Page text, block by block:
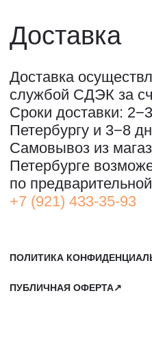
КОЖЕВЕННАЯ УЛИЦА, 40Е
2-Й ЭТАЖ, ДОМОФОН 19#
ДЛЯ ЗАПИСИ НА ЭКСКУРСИИ:
ПО ВОПРОСАМ ПРИОБРЕТЕНИЯ
+7 911 779-63-95